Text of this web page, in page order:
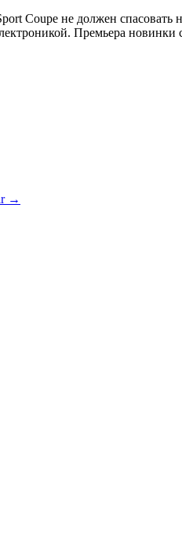
Coupe не должен
Премьера новинки
→